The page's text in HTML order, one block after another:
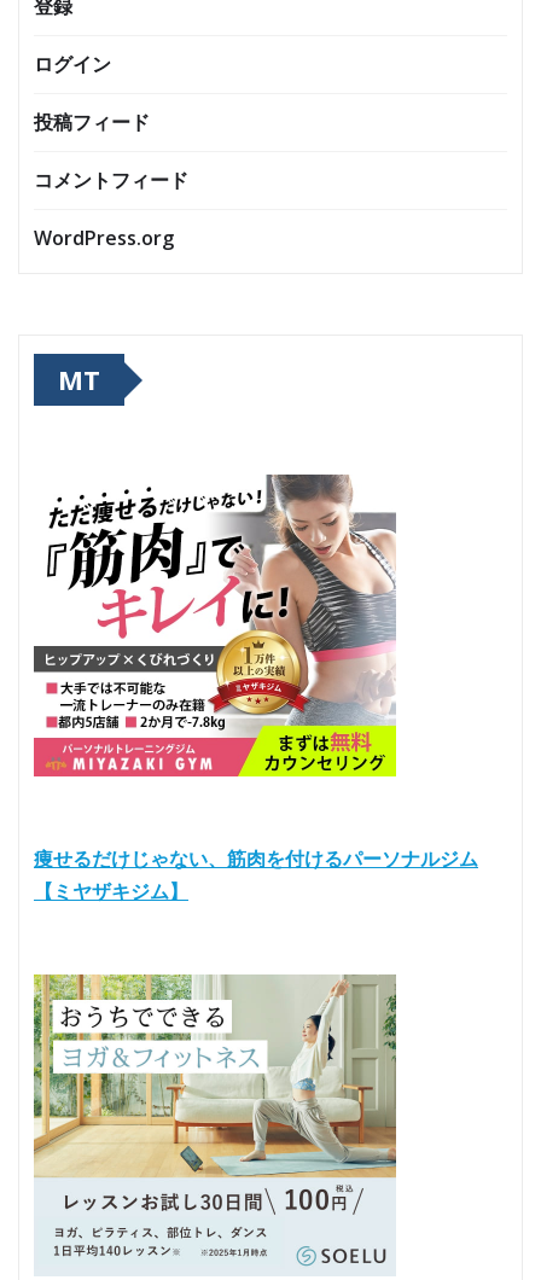
登録
ログイン
投稿フィード
コメントフィード
WordPress.org
MT
痩せるだけじゃない、筋肉を付けるパーソナルジム
【ミヤザキジム】